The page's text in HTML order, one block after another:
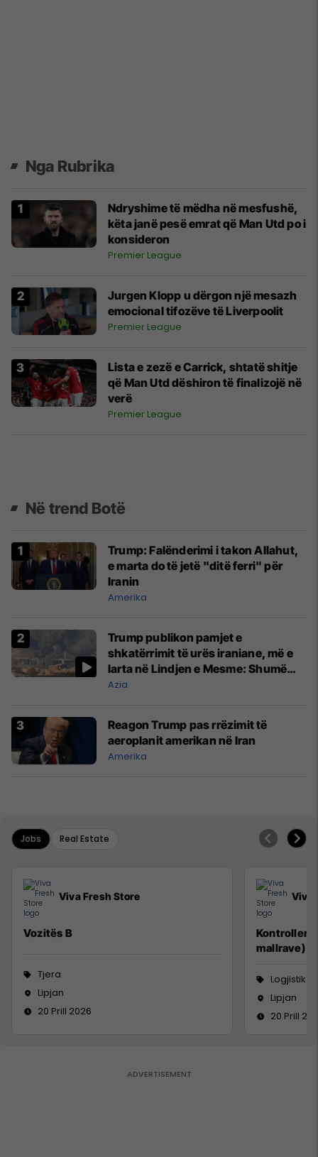
Nga Rubrika
Ndryshime të mëdha në mesfushë,
këta janë pesë emrat që Man Utd po i
konsideron
Premier League
Jurgen Klopp u dërgon një mesazh
emocional tifozëve të Liverpoolit
Premier League
Lista e zezë e Carrick, shtatë shitje
që Man Utd dëshiron të finalizojë në
verë
Premier League
Në trend Botë
Trump: Falënderimi i takon Allahut,
e marta do të jetë "ditë ferri" për
Iranin
Amerika
Trump publikon pamjet e
shkatërrimit të urës iraniane, më e
larta në Lindjen e Mesme: Shumë
gjëra të tjera do të pasojnë
Azia
Reagon Trump pas rrëzimit të
aeroplanit amerikan në Iran
Amerika
Jobs Real Estate
Viva Fresh Store
Vozitës B
Tjera
Lipjan
20 Prill 2026
Viva
Kontroller
mallrave)
Logjistikë
Lipjan
20 Prill